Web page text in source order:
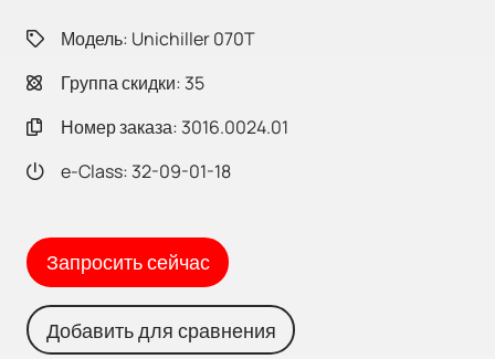
Модель: Unichiller 070T
Группа скидки: 35
Номер заказа: 3016.0024.01
e-Class: 32-09-01-18
Запросить сейчас
Добавить для сравнения